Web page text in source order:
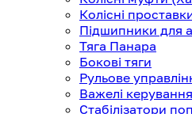
Колісні
Підшипники для
Тяга Панара
Бокові тяги
Рульове
Важелі керування
Стабілізатори